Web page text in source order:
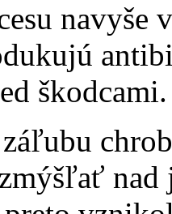
škodcami.